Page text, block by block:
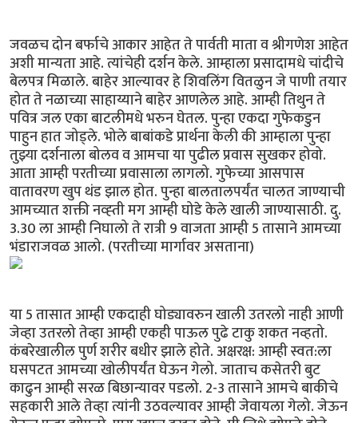
जवळच दोन बर्फाचे आकार आहेत ते पार्वती माता व श्रीगणेश आहेत
अशी मान्यता आहे. त्यांचेही दर्शन केले. आम्हाला प्रसादामधे चांदीचे
बेलपत्र मिळाले. बाहेर आल्यावर हे शिवलिंग वितळुन जे पाणी तयार
होत ते नळाच्या साहाय्याने बाहेर आणलेल आहे. आम्ही तिथुन ते
पवित्र जल एका बाटलीमधे भरुन घेतल. पुन्हा एकदा गुफेकडुन
पाहुन हात जोड्ले. भोले बाबांकडे प्रार्थना केली की आम्हाला पुन्हा
तुझ्या दर्शनाला बोलव व आमचा या पुढील प्रवास सुखकर होवो.
आता आम्ही परतीच्या प्रवासाला लागलो. गुफेच्या आसपास
वातावरण खुप थंड झाल होत. पुन्हा बालतालपर्यंत चालत जाण्याची
आमच्यात शक्ती नव्ह्ती मग आम्ही घोडे केले खाली जाण्यासाठी. दु.
3.30 ला आम्ही निघालो ते रात्री 9 वाजता आम्ही 5 तासाने आमच्या
भंडाराजवळ आलो. (परतीच्या मार्गावर असताना)
या 5 तासात आम्ही एकदाही घोड्यावरुन खाली उतरलो नाही आणी
जेव्हा उतरलो तेव्हा आम्ही एकही पाऊल पुढे टाकु शकत नव्हतो.
कंबरेखालील पुर्ण शरीर बधीर झाले होते. अक्षरक्ष: आम्ही स्वत:ला
घसपटत आमच्या खोलीपर्यंत घेऊन गेलो. जाताच कसेतरी बुट
काढुन आम्ही सरळ बिछान्यावर पडलो. 2-3 तासाने आमचे बाकीचे
सहकारी आले तेव्हा त्यांनी उठवल्यावर आम्ही जेवायला गेलो. जेऊन